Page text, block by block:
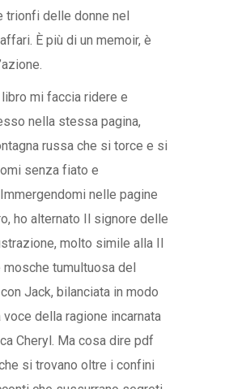
trionfi delle donne nel
È più di un memoir, è
libro mi faccia ridere e
nella stessa pagina,
russa che si torce e si
senza fiato e
nelle pagine
ho alternato Il signore delle
molto simile alla Il
tumultuosa del
Jack, bilanciata in modo
della ragione incarnata
Cheryl. Ma cosa dire pdf
si trovano oltre i confini